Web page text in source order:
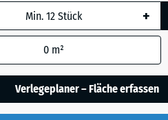
+
0 m²
Verlegeplaner – Fläche erfassen